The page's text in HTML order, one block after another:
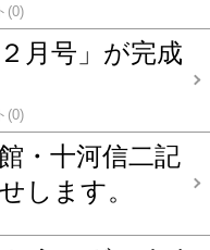
(0)
月号」が完成
(0)
・十河信二記
します。